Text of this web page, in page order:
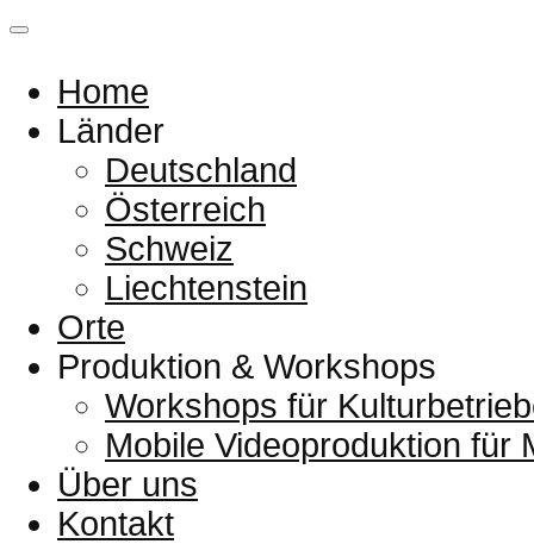
Home
Länder
Deutschland
Österreich
Schweiz
Liechtenstein
Orte
Produktion & Workshops
Workshops für
Mobile Videoproduktion für
Über uns
Kontakt